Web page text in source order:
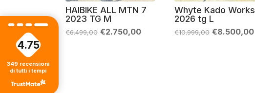
HAIBIKE ALL MTN 7
2023 TG M
€6.499,00 Il
€2.750,00Il
Whyte Kado Works
2026 tg L
€10.999,00 Il
€8.500,00Il
4.75
349 recensioni
di tutti i tempi